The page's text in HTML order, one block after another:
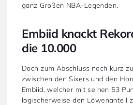
ganz Großen NBA-Legenden.
Embiid knackt
die 10.000
Doch zum Abschluss noch kurz
zwischen den Sixers und den
Embiid, welcher mit seinen 53
logischerweise den Löwenanteil